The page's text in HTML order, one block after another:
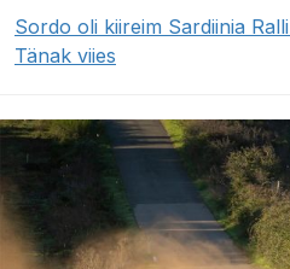
Sordo oli kiireim Sardiinia
Tänak viies